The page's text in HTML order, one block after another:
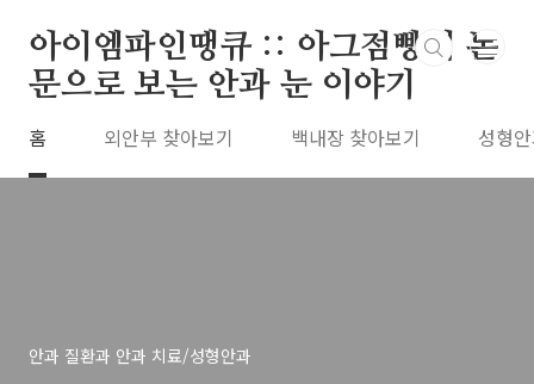
아이엠파인땡큐 :: 아그점빵의 논
문으로 보는 안과 눈 이야기
홈 외안부 찾아보기 백내장 찾아보기 성형
안과 질환과 안과 치료/성형안과